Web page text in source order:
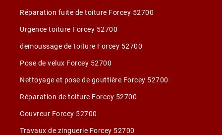
Réparation fuite de toiture Forcey 52700
Urgence toiture Forcey 52700
demoussage de toiture Forcey 52700
Pose de velux Forcey 52700
Nettoyage et pose de gouttière Forcey 52700
Réparation de toiture Forcey 52700
Couvreur Forcey 52700
Travaux de zinguerie Forcey 52700